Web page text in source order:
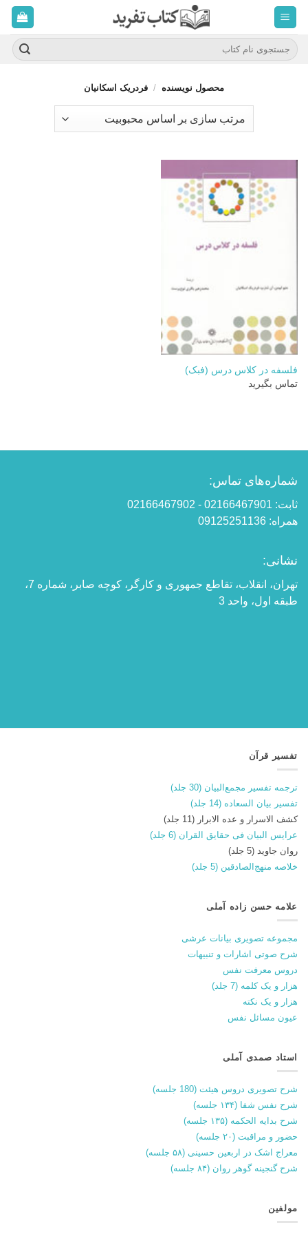
محتوا
برویدجستجو
برای:
محصول نویسنده / فردریک اسکانیان
فلسفه در کلاس درس (فبک)
تماس بگیرید
شماره‌های تماس:
ثابت: 02166467901 - 02166467902
همراه: 09125251136
نشانی:
تهران، انقلاب، تقاطع جمهوری و کارگر، کوچه صابر، شماره 7،
طبقه اول، واحد 3
تفسیر قرآن
ترجمه تفسیر مجمع‌البیان (30 جلد)
تفسیر بیان السعاده (14 جلد)
کشف الاسرار و عده الابرار (11 جلد)
عرایس البیان فی حقایق القران (6 جلد)
روان جاوید (5 جلد)
خلاصه منهج‌الصادقین (5 جلد)
علامه حسن زاده آملی
مجموعه تصویری بیانات عرشی
شرح صوتی اشارات و تنبیهات
دروس معرفت نفس
هزار و یک کلمه (7 جلد)
هزار و یک نکته
عیون مسائل نفس
استاد صمدی آملی
شرح تصویری دروس هیئت (180 جلسه)
شرح نفس شفا (۱۳۴ جلسه)
شرح بدایه الحکمه (۱۳۵ جلسه)
حضور و مراقبت (۲۰ جلسه)
معراج اشک در اربعین حسینی (۵۸ جلسه)
شرح گنجینه گوهر روان (۸۴ جلسه)
مولفین